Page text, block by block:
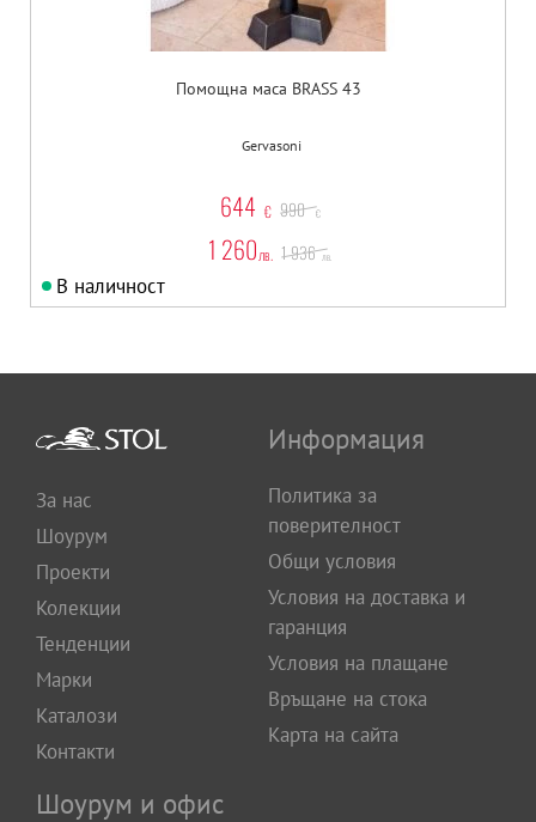
Помощна маса BRASS 43
Gervasoni
644 € 990 €
1 260лв. 1 936 лв.
В наличност
За нас
Шоурум
Проекти
Колекции
Тенденции
Марки
Каталози
Контакти
Информация
Политика за
поверителност
Общи условия
Условия на доставка и
гаранция
Условия на плащане
Връщане на стока
Карта на сайта
Шоурум и офис